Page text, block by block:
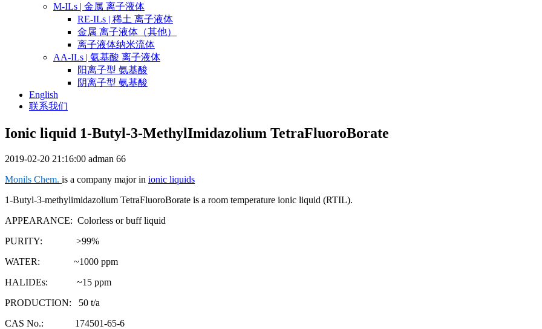
M-ILs | 金属 离子液体
RE-ILs | 稀土 离子液体
金属 离子液体（其他）
离子液体纳米流体
AA-ILs | 氨基酸 离子液体
阳离子型 氨基酸
阴离子型 氨基酸
English
联系我们
Ionic liquid 1-Butyl-3-MethylImidazolium TetraFluoroBorate
2019-02-20 21:16:00 adman 66
Monils Chem. is a company major in ionic liquids
1-Butyl-3-methylimidazolium TetraFluoroBorate is a room temperature ionic liquid (RTIL).
APPEARANCE: Colorless or buff liquid
PURITY: >99%
WATER: ~1000 ppm
HALIDEs: ~15 ppm
PRODUCTION: 50 t/a
CAS No.: 174501-65-6